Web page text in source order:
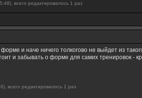
всего редактировалось 1 раз
и наче ничего толкогово не выйдет из
и забывать о форме для самих тренировок -
всего редактировалось 1 раз